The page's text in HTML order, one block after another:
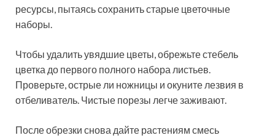
ресурсы, пытаясь сохранить старые цветочные
наборы.
Чтобы удалить увядшие цветы, обрежьте стебель
цветка до первого полного набора листьев.
Проверьте, острые ли ножницы и окуните лезвия в
отбеливатель. Чистые порезы легче заживают.
После обрезки снова дайте растениям смесь